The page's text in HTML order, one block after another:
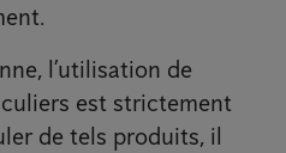
l’utilisation de
est strictement
de tels produits, il